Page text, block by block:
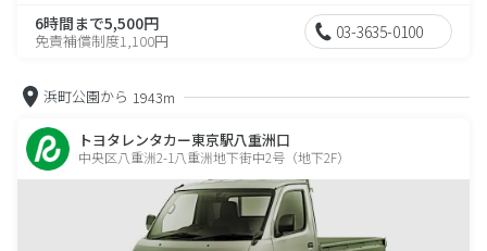
6時間まで5,500円
免責補償制度1,100円 03-3635-0100
浜町公園から 1943m
トヨタレンタカー東京駅八重洲口
中央区八重洲2-1八重洲地下街中2号（地下2F）